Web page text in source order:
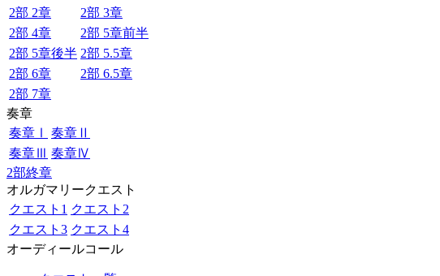
2部 2章
2部 3章
2部 4章
2部 5章前半
2部 5章後半 2部 5.5章
2部 6章
2部 6.5章
2部 7章
奏章
奏章Ⅰ
奏章Ⅱ
奏章Ⅲ 奏章Ⅳ
2部終章
オルガマリークエスト
クエスト1 クエスト2
クエスト3 クエスト4
オーディールコール